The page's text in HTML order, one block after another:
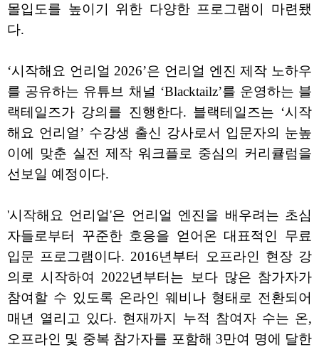
몰입도를 높이기 위한 다양한 프로그램이 마련됐
다.
‘시작해요 언리얼 2026’은 언리얼 엔진 제작 노하우
를 공유하는 유튜브 채널 ‘Blacktailz’를 운영하는 블
랙테일즈가 강의를 진행한다. 블랙테일즈는 ‘시작
해요 언리얼’ 수강생 출신 강사로서 입문자의 눈높
이에 맞춘 실전 제작 워크플로 중심의 커리큘럼을
선보일 예정이다.
'시작해요 언리얼'은 언리얼 엔진을 배우려는 초심
자들로부터 꾸준한 호응을 얻어온 대표적인 무료
입문 프로그램이다. 2016년부터 오프라인 현장 강
의로 시작하여 2022년부터는 보다 많은 참가자가
참여할 수 있도록 온라인 웨비나 형태로 전환되어
매년 열리고 있다. 현재까지 누적 참여자 수는 온,
오프라인 및 중복 참가자를 포함해 3만여 명에 달한